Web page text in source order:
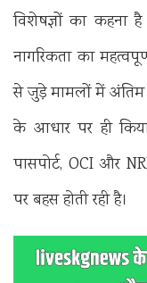
विशेषज्ञों का कहना है
नागरिकता का
से जुड़े मामलों में अंतिम
के आधार पर ही
पासपोर्ट, OCI और
पर बहस होती रही है।